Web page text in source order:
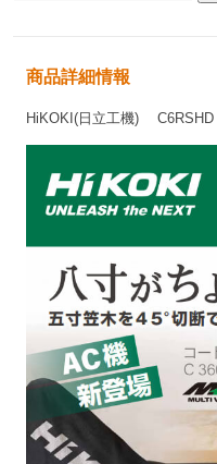
商品詳細情報
HiKOKI(日立工機)